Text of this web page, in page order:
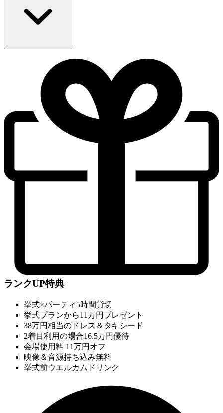
ランクUP特典
挙式×パーティ5時間貸切
挙式プランから11万円プレゼント
38万円相当のドレス＆タキシード
2着目利用の場合16.5万円優待
会場使用料 11万円オフ
映像＆音源持ち込み無料
挙式前ウエルカムドリンク